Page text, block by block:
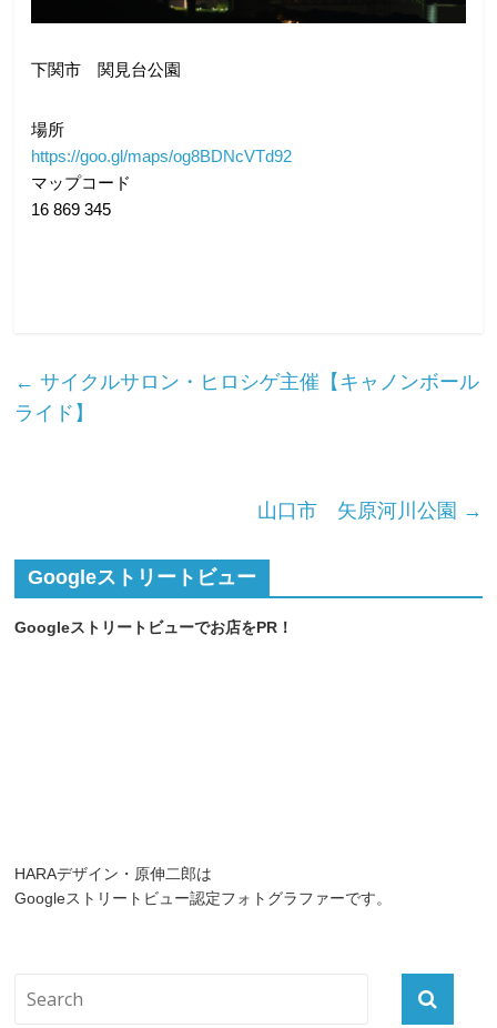
下関市 関見台公園
場所
https://goo.gl/maps/og8BDNcVTd92
マップコード
16 869 345
← サイクルサロン・ヒロシゲ主催【キャノンボール
ライド】
山口市 矢原河川公園 →
Googleストリートビュー
Googleストリートビューでお店をPR！
HARAデザイン・原伸二郎は
Googleストリートビュー認定フォトグラファーです。